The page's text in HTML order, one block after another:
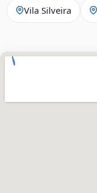
Vila Silveira